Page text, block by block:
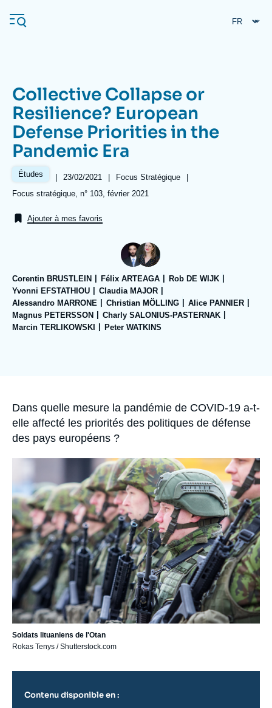
au
contenu
Navigation
principale
L'Ifri
Analyses
Événements
Se connecter
Nous soutenir
À propos de l'Ifri
L'Ifri en bref
Recherches fréquentes
Collective Collapse or
Resilience? European
Defense Priorities in the
Pandemic Era
Études |
Date
publication
23/02/2021 |
Référence
taxonomie
Focus Stratégique
|
Références
Focus stratégique, n° 103, février 2021
Ajouter à mes favoris
Corentin BRUSTLEIN Félix ARTEAGA
Rob DE WIJK
Yvonni EFSTATHIOU
Claudia MAJOR
Alessandro MARRONE
Christian MÖLLING
Alice PANNIER
Magnus PETERSSON
Charly SALONIUS-PASTERNAK
Marcin TERLIKOWSKI
Peter WATKINS
Accroche
Dans quelle mesure la pandémie de COVID-19 a-t-
elle affecté les priorités des politiques de défense
des pays européens ?
Image
Soldats lituaniens de l'Otan
Rokas Tenys / Shutterstock.com
Contenu disponible en :